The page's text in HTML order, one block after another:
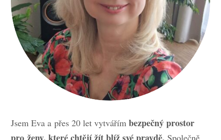
Jsem Eva a přes 20 let vytvářímbezpečný prostor
Společně